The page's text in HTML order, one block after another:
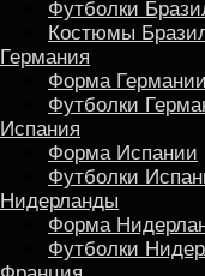
Футболки
Костюмы
Германия
Форма Германии
Футболки
Испания
Форма Испании
Футболки
Нидерланды
Форма
Футболки